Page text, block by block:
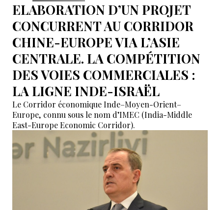
ELABORATION D’UN PROJET
CONCURRENT AU CORRIDOR
CHINE-EUROPE VIA L’ASIE
CENTRALE. LA COMPÉTITION
DES VOIES COMMERCIALES :
LA LIGNE INDE-ISRAËL
Le Corridor économique Inde–Moyen-Orient–
Europe, connu sous le nom d’IMEC (India-Middle
East-Europe Economic Corridor).